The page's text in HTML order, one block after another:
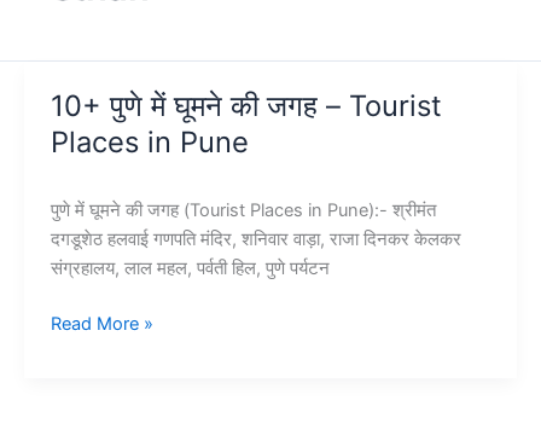
10+ पुणे में घूमने की जगह – Tourist
Places in Pune
पुणे में घूमने की जगह (Tourist Places in Pune):- श्रीमंत
दगडूशेठ हलवाई गणपति मंदिर, शनिवार वाड़ा, राजा दिनकर केलकर
संग्रहालय, लाल महल, पर्वती हिल, पुणे पर्यटन
10+
Read More »